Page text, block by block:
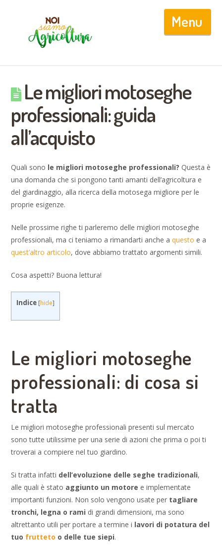
Le migliori motoseghe
professionali: guida
all’acquisto
Quali sono le migliori motoseghe professionali? Questa è
una domanda che si pongono tanti amanti dell’agricoltura e
del giardinaggio, alla ricerca della motosega migliore per le
proprie esigenze.
Nelle prossime righe ti parleremo delle migliori motoseghe
professionali, ma ci teniamo a rimandarti anche aquesto e a
quest’altro articolo, dove abbiamo trattato argomenti simili.
Cosa aspetti? Buona lettura!
Indice [hide]
Le migliori motoseghe
professionali: di cosa si
tratta
Le migliori motoseghe professionali presenti sul mercato
sono tutte utilissime per una serie di azioni che prima o poi ti
troverai a compiere nel tuo giardino.
Si tratta infatti dell’evoluzione delle seghe tradizionali,
alle quali è stato aggiunto un motore e implementate
importanti funzioni. Non solo vengono usate per tagliare
tronchi, legna o rami di grandi dimensioni, ma sono
altrettanto utili per portare a termine i lavori di potatura del
tuo frutteto o delle tue siepi.